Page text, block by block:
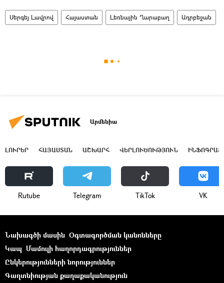
Սերգեյ Լավրով Հայաստան Լեռնային Ղարաբաղ Ադրբեջան
Արմենիա
ԼՈՒՐԵՐ ՀԱՅԱՍՏԱՆ ԱՇԽԱՐՀ ՎԵՐԼՈՒԾՈՒԹՅՈՒՆ
Rutube Telegram ТikТоk VK
Նախագծի մասին Օգտագործման կանոնները
Կապ Մամուլի հաղորդագրություններ
Ընկերությունների նորություններ
Գաղտնիության քաղաքականություն